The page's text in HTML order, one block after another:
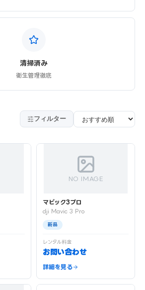
清掃済み
衛生管理徹底
フィルター
NO IMAGE
マビック3プロ
dji Mavic 3 Pro
新品
レンタル料金
お問い合わせ
詳細を見る